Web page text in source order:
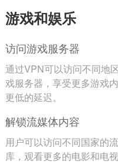
游戏和娱乐
访问游戏服务器
通过VPN可以访问不同地
戏服务器，享受更多游戏
更低的延迟。
解锁流媒体内容
用户可以访问不同国家的
库，观看更多的电影和电视